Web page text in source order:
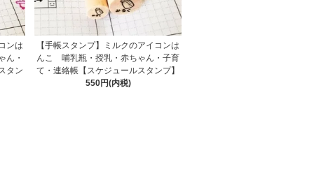
ンは
ん・
タン
【手帳スタンプ】ミルクのアイコンは
んこ 哺乳瓶・授乳・赤ちゃん・子育
て・連絡帳【スケジュールスタンプ】
550円(内税)